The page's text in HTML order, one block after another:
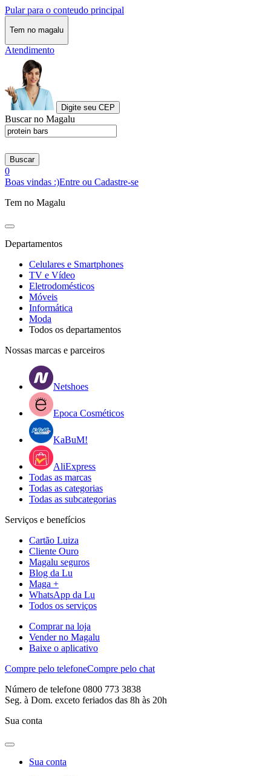
Pular para o conteudo principal
Tem no magalu
Atendimento
Digite seu CEP
Buscar no Magalu
Buscar
0
Boas vindas :)Entre ou Cadastre-se
Tem no Magalu
Departamentos
Celulares e Smartphones
TV e Vídeo
Eletrodomésticos
Móveis
Informática
Moda
Todos os departamentos
Nossas marcas e parceiros
Netshoes
Epoca Cosméticos
KaBuM!
AliExpress
Todas as marcas
Todas as categorias
Todas as subcategorias
Serviços e benefícios
Cartão Luiza
Cliente Ouro
Magalu seguros
Blog da Lu
Maga +
WhatsApp da Lu
Todos os serviços
Comprar na loja
Vender no Magalu
Baixe o aplicativo
Compre pelo telefoneCompre pelo chat
Número de telefone 0800 773 3838
Seg. à Dom. exceto feriados das 8h às 20h
Sua conta
Sua conta